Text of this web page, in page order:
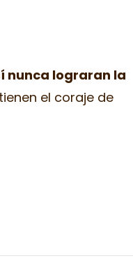
nunca lograran la
el coraje de